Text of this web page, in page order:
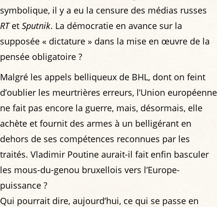
symbolique, il y a eu la censure des médias russes
RTet Sputnik. La démocratie en avance sur la
supposée « dictature » dans la mise en œuvre de la
pensée obligatoire ?
Malgré les appels belliqueux de BHL, dont on feint
d’oublier les meurtrières erreurs, l’Union européenne
ne fait pas encore la guerre, mais, désormais, elle
achète et fournit des armes à un belligérant en
dehors de ses compétences reconnues par les
traités. Vladimir Poutine aurait-il fait enfin basculer
les mous-du-genou bruxellois vers l’Europe-
puissance ?
Qui pourrait dire, aujourd’hui, ce qui se passe en